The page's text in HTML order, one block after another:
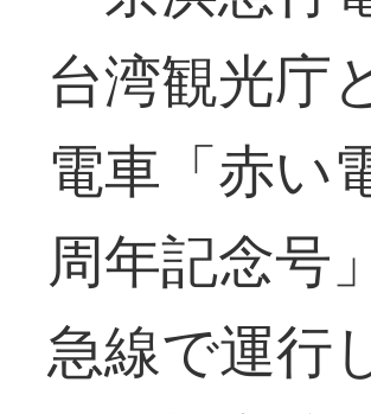
台湾観光庁
電車「赤い
周年記念号
急線で運行